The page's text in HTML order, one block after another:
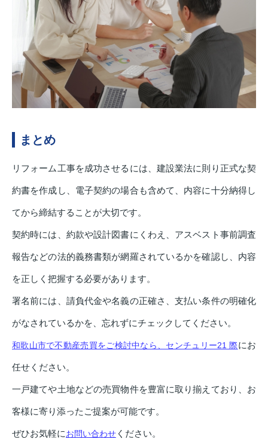
まとめ
リフォーム工事を成功させるには、建設業法に則り正式な契
約書を作成し、電子契約の場合も含めて、内容に十分納得し
てから締結することが大切です。
契約時には、約款や設計図書にくわえ、アスベスト事前調査
報告などの法的義務書類が網羅されているかを確認し、内容
を正しく把握する必要があります。
署名前には、請負代金や名義の正確さ、支払い条件の明確化
がなされているかを、忘れずにチェックしてください。
和歌山市で不動産売買をご検討中なら、センチュリー21 際にお
任せください。
一戸建てや土地などの売買物件を豊富に取り揃えており、お
客様に寄り添ったご提案が可能です。
ぜひお気軽にお問い合わせ ください。